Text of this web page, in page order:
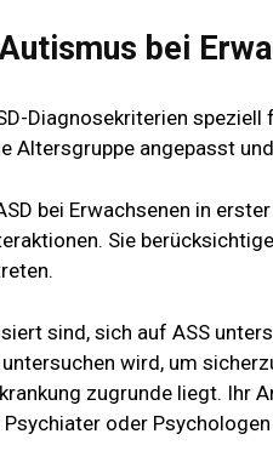
bei
Diagnosekriterien
Altersgruppe angepasst
bei Erwachsenen in
Sie
sind, sich auf ASS
wird, um
zugrunde liegt. Ihr
oder